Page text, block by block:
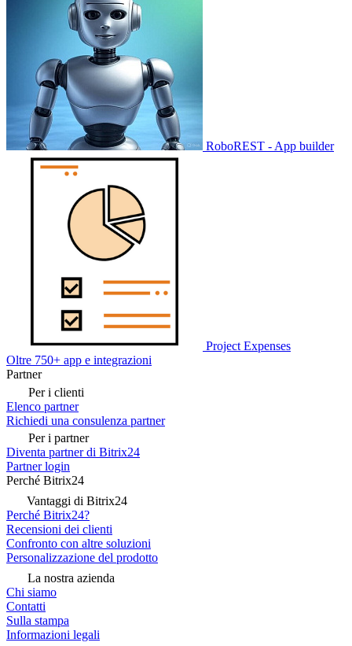
RoboREST - App builder
Project Expenses
Oltre 750+ app e integrazioni
Partner
Per i clienti
Elenco partner
Richiedi una consulenza partner
Per i partner
Diventa partner di Bitrix24
Partner login
Perché Bitrix24
Vantaggi di Bitrix24
Perché Bitrix24?
Recensioni dei clienti
Confronto con altre soluzioni
Personalizzazione del prodotto
La nostra azienda
Chi siamo
Contatti
Sulla stampa
Informazioni legali